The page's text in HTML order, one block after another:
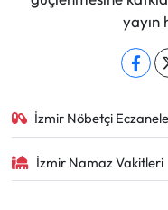
yayın
İzmir Nöbetçi
İzmir Namaz Vakitleri